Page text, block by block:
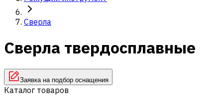
Сверла
Сверла твердосплавные
Заявка на подбор оснащения
Каталог товаров